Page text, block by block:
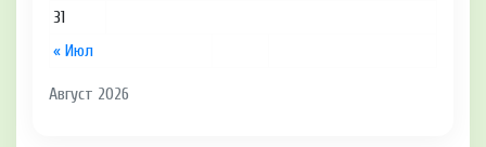
Август 2026
« Июл
31